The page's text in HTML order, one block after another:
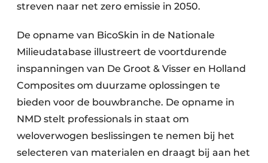
streven naar net zero emissie in 2050.
De opname van BicoSkin in de Nationale
Milieudatabase illustreert de voortdurende
inspanningen van De Groot & Visser en Holland
Composites om duurzame oplossingen te
bieden voor de bouwbranche. De opname in
NMD stelt professionals in staat om
weloverwogen beslissingen te nemen bij het
selecteren van materialen en draagt bij aan het